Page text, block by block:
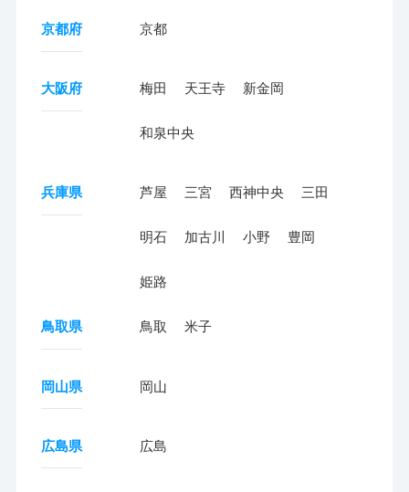
京都府 京都
大阪府 梅田 天王寺 新金岡
和泉中央
兵庫県 芦屋 三宮 西神中央 三田
明石 加古川 小野 豊岡
姫路
鳥取県 鳥取 米子
岡山県 岡山
広島県 広島